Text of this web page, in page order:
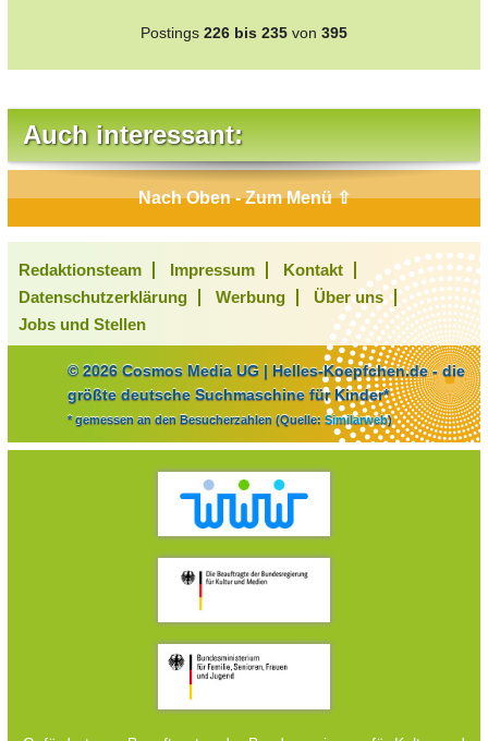
Postings 226 bis 235 von 395
Auch interessant:
Nach Oben - Zum Menü ⇧
Redaktionsteam Impressum
Kontakt
Datenschutzerklärung
Werbung
Über uns
Jobs und Stellen
© 2026 Cosmos Media UG | Helles-Koepfchen.de - die
größte deutsche Suchmaschine für Kinder*
* gemessen an den Besucherzahlen (Quelle: Similarweb)